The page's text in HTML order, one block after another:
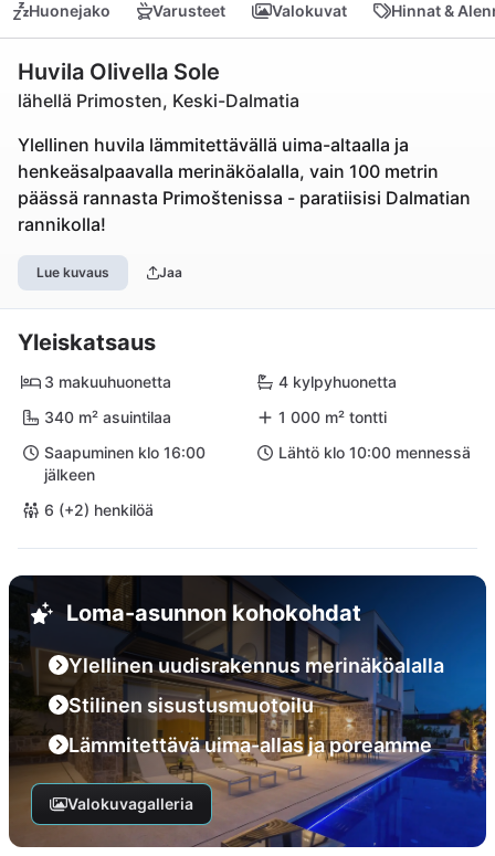
Huonejako Varusteet Valokuvat Hinnat &
Huvila Olivella Sole
lähellä Primosten, Keski-Dalmatia
Ylellinen huvila lämmitettävällä uima-altaalla ja
henkeäsalpaavalla merinäköalalla, vain 100 metrin
päässä rannasta Primoštenissa - paratiisisi Dalmatian
rannikolla!
Lue kuvaus Jaa
Yleiskatsaus
3 makuuhuonetta
4 kylpyhuonetta
340 m² asuintilaa
1 000 m² tontti
Saapuminen klo 16:00
jälkeen
Lähtö klo 10:00 mennessä
6 (+2) henkilöä
Loma-asunnon kohokohdat
Ylellinen uudisrakennus merinäköalalla
Stilinen sisustusmuotoilu
Lämmitettävä uima-allas ja poreamme
Valokuvagalleria